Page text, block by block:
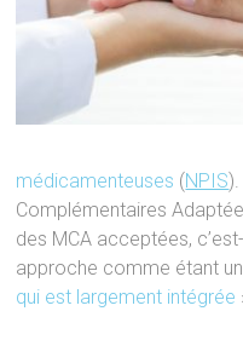
médicamenteuses (NPIS
Complémentaires
des MCA acceptées,
approche comme étant
qui est largement intégrée